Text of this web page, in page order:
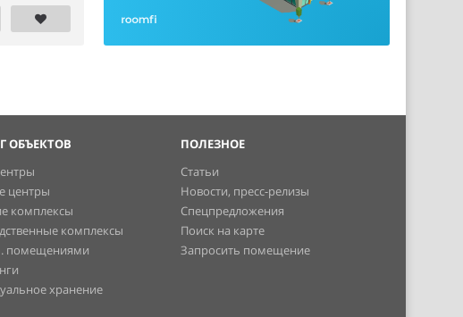
ОБЪЕКТОВ
центры
комплексы
комплексы
помещениями
хранение
ПОЛЕЗНОЕ
Статьи
Новости, пресс-релизы
Спецпредложения
Поиск на карте
Запросить помещение